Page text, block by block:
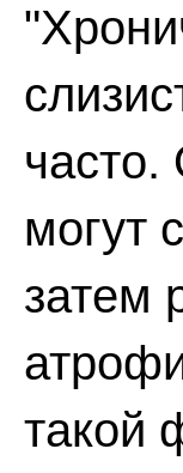
часто.
могут
затем
такой